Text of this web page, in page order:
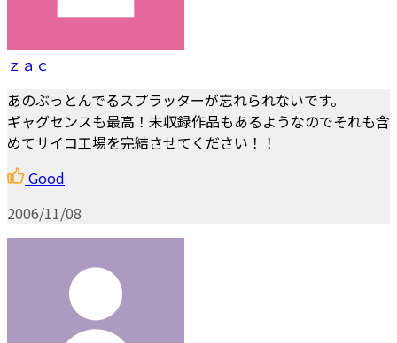
ｚａｃ
あのぶっとんでるスプラッターが忘れられないです。
ギャグセンスも最高！未収録作品もあるようなのでそれも含
めてサイコ工場を完結させてください！！
Good
2006/11/08